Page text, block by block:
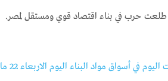
طلعت حرب في بناء اقتصاد قوي ومستقل لمصر.
في أسواق مواد البناء اليوم الاربعاء 22 مايو